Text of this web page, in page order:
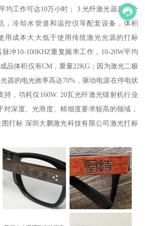
均工作可达10万小时； 3.光纤激光器是完全
，冷却水管道和温控仪等配套设备，体积
用成本大大低于使用传统激光光源的打标
冲10-100KHZ重复频率工作，10-20W平均
品体积仅有CM，重量22KG；因为激光二极
器的电光效率高达70%，驱动电源在停电状
持，功耗仅160W. 20瓦光纤激光镭射机行业
对深度、光滑度、精细度要求较高的领域，
打标 深圳大鹏激光科技有限公司激光打标